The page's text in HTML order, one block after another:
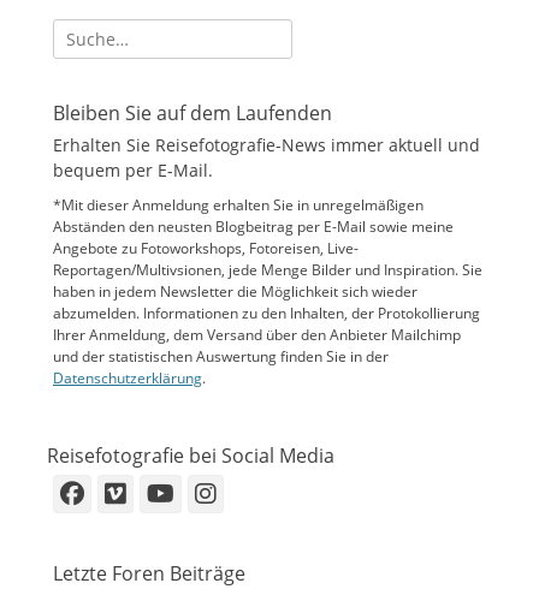
Suche
nach:
Bleiben Sie auf dem Laufenden
Erhalten Sie Reisefotografie-News immer aktuell und
bequem per E-Mail.
*Mit dieser Anmeldung erhalten Sie in unregelmäßigen
Abständen den neusten Blogbeitrag per E-Mail sowie meine
Angebote zu Fotoworkshops, Fotoreisen, Live-
Reportagen/Multivsionen, jede Menge Bilder und Inspiration. Sie
haben in jedem Newsletter die Möglichkeit sich wieder
abzumelden. Informationen zu den Inhalten, der Protokollierung
Ihrer Anmeldung, dem Versand über den Anbieter Mailchimp
und der statistischen Auswertung finden Sie in der
Datenschutzerklärung.
Reisefotografie bei Social Media
Facebook
VimeoYouTube
Instagram
Letzte Foren Beiträge